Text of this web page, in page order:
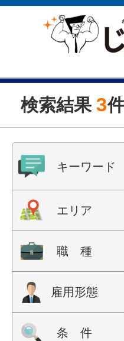
検索結果 3
キーワード
エリア
職 種
雇用形態
条 件